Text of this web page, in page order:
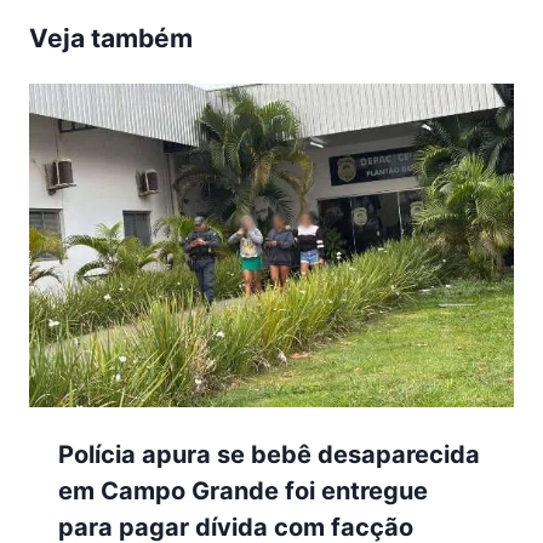
Veja também
Polícia apura se bebê desaparecida
em Campo Grande foi entregue
para pagar dívida com facção